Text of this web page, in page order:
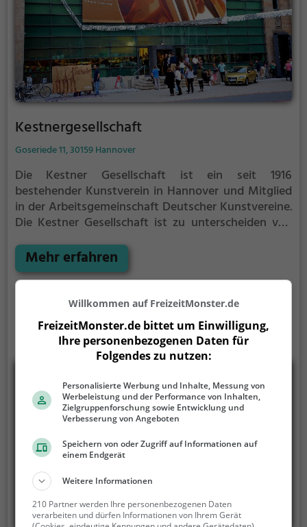
Kestnergesellschaft
Goseriede 11, 30159 Hannover
Die Kestner Gesellschaft ist ein seit 1916
bestehender Kunstverein in Hannover und Mitglied
in der Arbeitsgemeinschaft Deutscher Kunstvereine.
Die Kestner Gesellschaft ist zu unterscheiden von
kulturhistorischen Museum August Kestner. Beide
hannoversche Institutionen sind nach August
Kestner (1777–1853) benannt, der sich um das Kunst-
und Kulturleben der Stadt verdient gemacht hatte.
Mehr erfahren
Willkommen auf FreizeitMonster.de
FreizeitMonster.de bittet um Einwilligung,
Ihre personenbezogenen Daten für
Folgendes zu nutzen:
Personalisierte Werbung und Inhalte, Messung von
Werbeleistung und der Performance von Inhalten,
Zielgruppenforschung sowie Entwicklung und
Verbesserung von Angeboten
Speichern von oder Zugriff auf Informationen auf
einem Endgerät
Weitere Informationen
210 Partner werden Ihre personenbezogenen Daten
verarbeiten und dürfen Informationen von Ihrem Gerät